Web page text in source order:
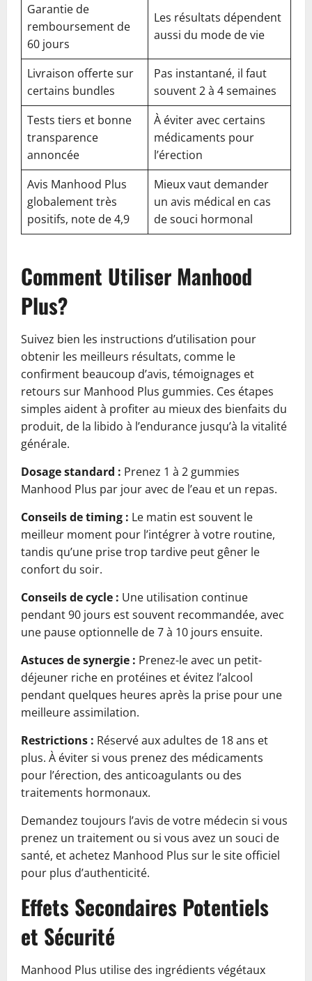
Garantie de
remboursement de
60 jours
Les résultats dépendent
aussi du mode de vie
Livraison offerte sur
certains bundles
Pas instantané, il faut
souvent 2 à 4 semaines
Tests tiers et bonne
transparence
annoncée
À éviter avec certains
médicaments pour
l’érection
Avis Manhood Plus
globalement très
positifs, note de 4,9
Mieux vaut demander
un avis médical en cas
de souci hormonal
Comment Utiliser Manhood
Plus?
Suivez bien les instructions d’utilisation pour
obtenir les meilleurs résultats, comme le
confirment beaucoup d’avis, témoignages et
retours sur Manhood Plus gummies. Ces étapes
simples aident à profiter au mieux des bienfaits du
produit, de la libido à l’endurance jusqu’à la vitalité
générale.
Dosage standard : Prenez 1 à 2 gummies
Manhood Plus par jour avec de l’eau et un repas.
Conseils de timing : Le matin est souvent le
meilleur moment pour l’intégrer à votre routine,
tandis qu’une prise trop tardive peut gêner le
confort du soir.
Conseils de cycle : Une utilisation continue
pendant 90 jours est souvent recommandée, avec
une pause optionnelle de 7 à 10 jours ensuite.
Astuces de synergie : Prenez-le avec un petit-
déjeuner riche en protéines et évitez l’alcool
pendant quelques heures après la prise pour une
meilleure assimilation.
Restrictions : Réservé aux adultes de 18 ans et
plus. À éviter si vous prenez des médicaments
pour l’érection, des anticoagulants ou des
traitements hormonaux.
Demandez toujours l’avis de votre médecin si vous
prenez un traitement ou si vous avez un souci de
santé, et achetez Manhood Plus sur le site officiel
pour plus d’authenticité.
Effets Secondaires Potentiels
et Sécurité
Manhood Plus utilise des ingrédients végétaux